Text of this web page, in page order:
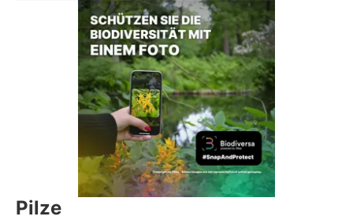
Pilze